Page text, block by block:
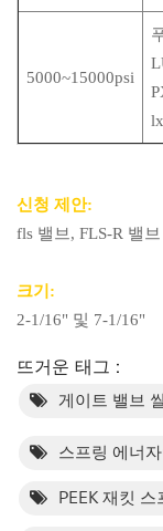
5000~15000psi
lx
신청 제안:
fls 밸브, FLS-R 밸브
크기:
2-1/16" 및 7-1/16"
뜨거운 태그 :
게이트 밸브 씰
스프링 에너
PEEK 재킷